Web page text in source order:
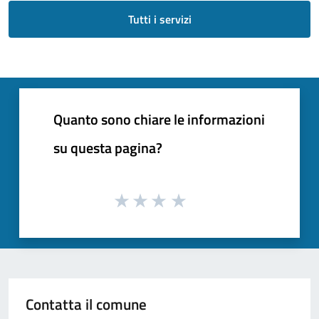
Tutti i servizi
Quanto sono chiare le informazioni
su questa pagina?
Contatta il comune